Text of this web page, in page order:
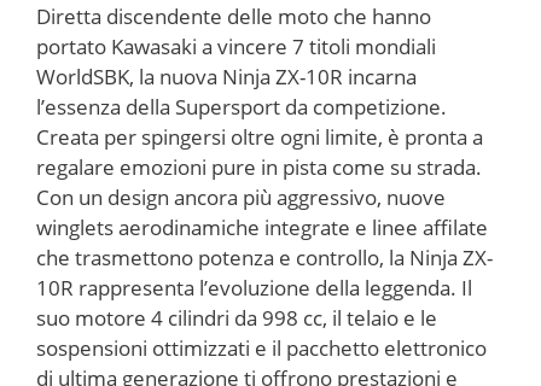
Diretta discendente delle moto che hanno
portato Kawasaki a vincere 7 titoli mondiali
WorldSBK, la nuova Ninja ZX-10R incarna
l’essenza della Supersport da competizione.
Creata per spingersi oltre ogni limite, è pronta a
regalare emozioni pure in pista come su strada.
Con un design ancora più aggressivo, nuove
winglets aerodinamiche integrate e linee affilate
che trasmettono potenza e controllo, la Ninja ZX-
10R rappresenta l’evoluzione della leggenda. Il
suo motore 4 cilindri da 998 cc, il telaio e le
sospensioni ottimizzati e il pacchetto elettronico
di ultima generazione ti offrono prestazioni e